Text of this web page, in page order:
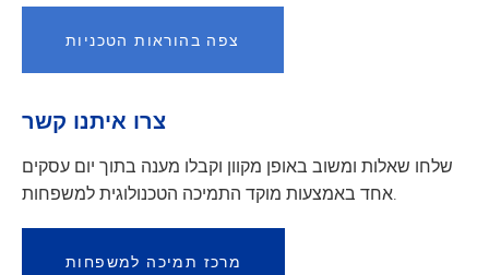
צפה בהוראות הטכניות
צרו איתנו קשר
שלחו שאלות ומשוב באופן מקוון וקבלו מענה בתוך יום עסקים
אחד באמצעות מוקד התמיכה הטכנולוגית למשפחות.
מרכז תמיכה למשפחות